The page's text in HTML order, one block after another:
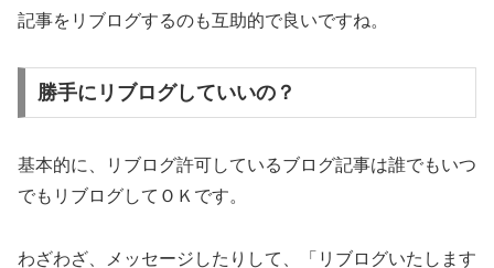
記事をリブログするのも互助的で良いですね。
勝手にリブログしていいの？
基本的に、リブログ許可しているブログ記事は誰でもいつ
でもリブログしてＯＫです。
わざわざ、メッセージしたりして、「リブログいたします